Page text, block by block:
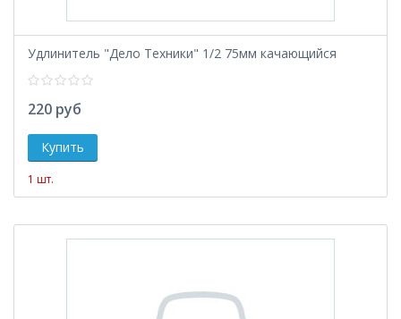
Удлинитель "Дело Техники" 1/2 75мм качающийся
220 руб
1 шт.